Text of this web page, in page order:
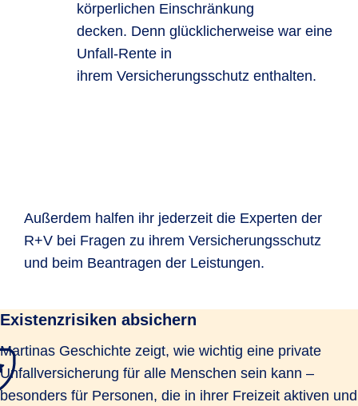
körperlichen Einschränkung
decken. Denn glücklicherweise war eine
Unfall-Rente in
ihrem Versicherungsschutz enthalten.
Außerdem halfen ihr jederzeit die Experten der
R+V bei Fragen zu ihrem Versicherungsschutz
und beim Beantragen der Leistungen.
Existenzrisiken absichern
Martinas Geschichte zeigt, wie wichtig eine private
Unfallversicherung für alle Menschen sein kann –
besonders für Personen, die in ihrer Freizeit aktiven und